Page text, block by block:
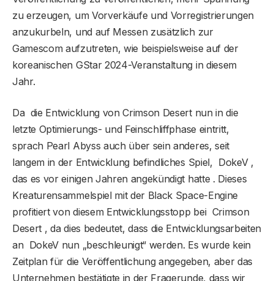
zu erzeugen, um Vorverkäufe und Vorregistrierungen
anzukurbeln, und auf Messen zusätzlich zur
Gamescom aufzutreten, wie beispielsweise auf der
koreanischen GStar 2024-Veranstaltung in diesem
Jahr.
Da die Entwicklung von Crimson Desert nun in die
letzte Optimierungs- und Feinschliffphase eintritt,
sprach Pearl Abyss auch über sein anderes, seit
langem in der Entwicklung befindliches Spiel, DokeV ,
das es vor einigen Jahren angekündigt hatte . Dieses
Kreaturensammelspiel mit der Black Space-Engine
profitiert von diesem Entwicklungsstopp bei Crimson
Desert , da dies bedeutet, dass die Entwicklungsarbeiten
an DokeV nun „beschleunigt“ werden. Es wurde kein
Zeitplan für die Veröffentlichung angegeben, aber das
Unternehmen bestätigte in der Fragerunde, dass wir